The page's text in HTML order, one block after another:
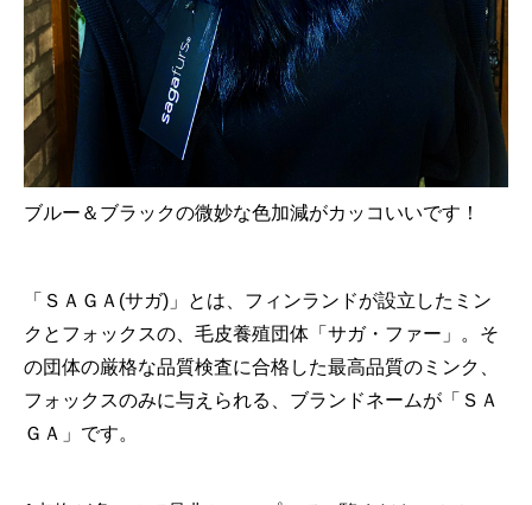
ブルー＆ブラックの微妙な色加減がカッコいいです！
「ＳＡＧＡ(サガ)」とは、 フィンランドが設立したミン
クとフォックスの、毛皮養殖団体「サガ・ファー」。そ
の団体の厳格な品質検査に合格した最高品質のミンク、
フォックスのみに与えられる、ブランドネームが「ＳＡ
ＧＡ」です。